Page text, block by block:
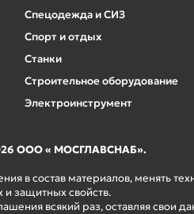
Спецодежда и СИЗ
Спорт и отдых
Станки
Строительное оборудование
Электроинструмент
ООО « МОСГЛАВСНАБ».
в состав материалов, менять
и защитных свойств.
всякий раз, оставляя свои